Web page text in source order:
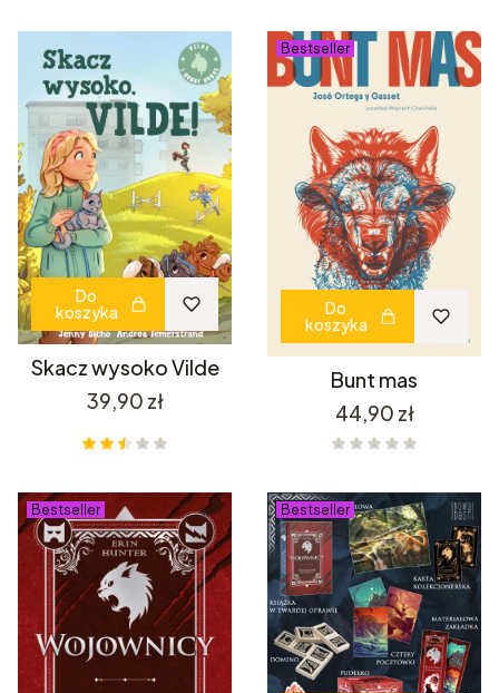
Do
koszyka
Skacz wysoko Vilde
Cena
39,90 zł
Bestseller
Do
koszyka
Bunt mas
Cena
44,90 zł
Bestseller Bestseller